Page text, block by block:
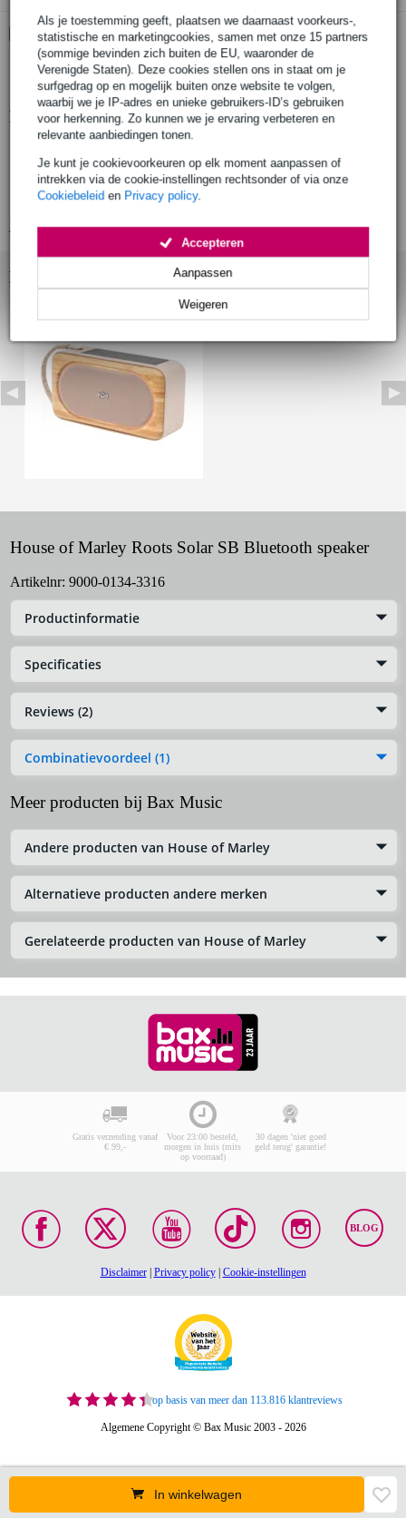
Als je toestemming geeft, plaatsen we daarnaast voorkeurs-,
statistische en marketingcookies, samen met onze 15 partners
(sommige bevinden zich buiten de EU, waaronder de
Verenigde Staten). Deze cookies stellen ons in staat om je
surfgedrag op en mogelijk buiten onze website te volgen,
waarbij we je IP-adres en unieke gebruikers-ID’s gebruiken
voor herkenning. Zo kunnen we je ervaring verbeteren en
relevante aanbiedingen tonen.
Je kunt je cookievoorkeuren op elk moment aanpassen of
intrekken via de cookie-instellingen rechtsonder of via onze
Cookiebeleid en Privacy policy.
Weigeren
Aanpassen
Accepteren
Kies nu voor 2 jaar extra Bax Music garantie en meer
voordelen
€ 6,45 eenmalig
Productinformatie
Bluetooth: 5.3
vermogen: 2x10 W
Bekijk alle productspecificaties
Bekijk ook eens (1)
House of Marley Roots Solar SB Bluetooth speaker
Artikelnr: 9000-0134-3316
Productinformatie
Specificaties
Reviews (2)
Combinatievoordeel (1)
Meer producten bij Bax Music
Andere producten van House of Marley
Alternatieve producten andere merken
Gerelateerde producten van House of Marley
In winkelwagen
Gratis verzending vanaf
€ 99,-
Voor 23:00 besteld,
morgen in huis (mits
op voorraad)
30 dagen 'niet goed
geld terug' garantie!
BLOG
Disclaimer| Privacy policy| Cookie-instellingen
op basis van meer dan 113.816 klantreviews
Algemene Copyright © Bax Music 2003 - 2026